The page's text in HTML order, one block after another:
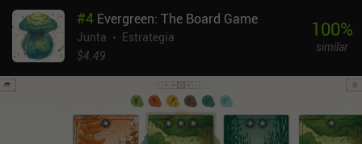
#4 Evergreen: The Board Game
Junta
Estrategia
$4.49
100%
similar